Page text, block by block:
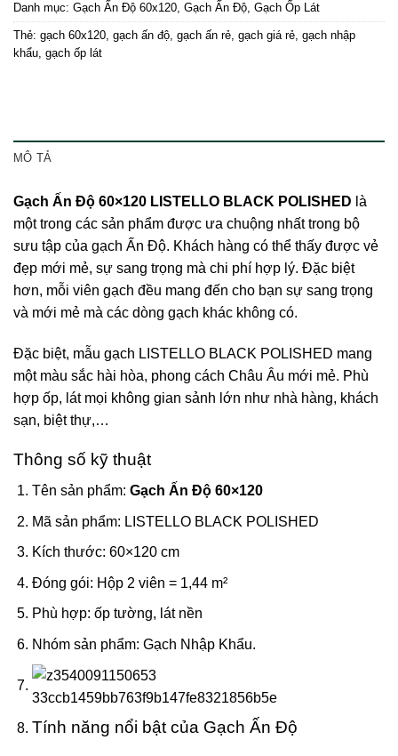
Danh mục: Gạch Ấn Độ 60x120, Gạch Ấn Độ, Gạch Ốp Lát
Thẻ: gạch 60x120, gạch ấn độ, gạch ấn rẻ, gạch giá rẻ, gạch nhập
khẩu, gạch ốp lát
MÔ TẢ
Gạch Ấn Độ 60×120 LISTELLO BLACK POLISHED là
một trong các sản phẩm được ưa chuộng nhất trong bộ
sưu tập của gạch Ấn Độ. Khách hàng có thể thấy được vẻ
đẹp mới mẻ, sự sang trọng mà chi phí hợp lý. Đặc biệt
hơn, mỗi viên gạch đều mang đến cho bạn sự sang trọng
và mới mẻ mà các dòng gạch khác không có.
Đặc biệt, mẫu gạch LISTELLO BLACK POLISHED mang
một màu sắc hài hòa, phong cách Châu Âu mới mẻ. Phù
hợp ốp, lát mọi không gian sảnh lớn như nhà hàng, khách
sạn, biệt thự,…
Thông số kỹ thuật
Tên sản phẩm: Gạch Ấn Độ 60×120
Mã sản phẩm: LISTELLO BLACK POLISHED
Kích thước: 60×120 cm
Đóng gói: Hộp 2 viên = 1,44 m²
Phù hợp: ốp tường, lát nền
Nhóm sản phẩm: Gạch Nhập Khẩu.
Tính năng nổi bật của Gạch Ấn Độ